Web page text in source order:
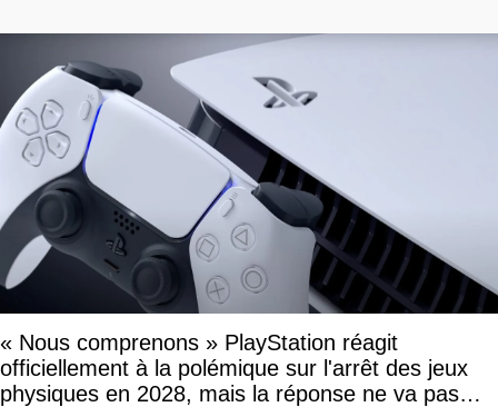
« Nous comprenons » PlayStation réagit
officiellement à la polémique sur l'arrêt des jeux
physiques en 2028, mais la réponse ne va pas